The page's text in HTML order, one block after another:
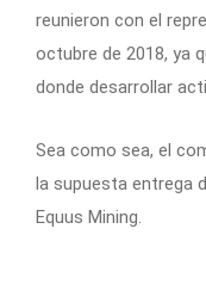
reunieron con el
octubre de 2018, ya
donde desarrollar
Sea como sea, el
la supuesta entrega
Equus Mining.